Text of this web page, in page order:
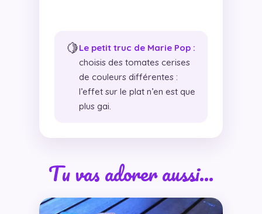
🍋Le petit truc de Marie Pop :
choisis des tomates cerises
de couleurs différentes :
l’effet sur le plat n’en est que
plus gai.
Tu vas adorer aussi…